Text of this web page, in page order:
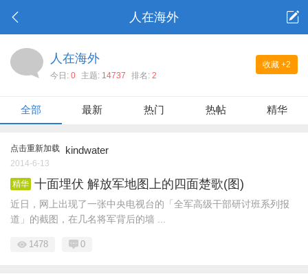
人在海外
收藏 +2
人在海外
今日: 0 主题: 14737 排名: 2
全部 最新 热门 热帖 精华
点击重新加载 kindwater
2014-6-13
精华 十面埋伏 解放军地图上的四面楚歌(图)
近日，网上出现了一张中央电视台的「全军高级干部研讨班系列报
道」的截图，在几名将军背后的墙 ...
1478 0